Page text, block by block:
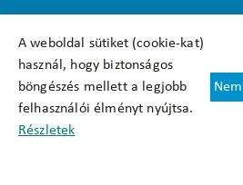
A weboldal sütiket (cookie-kat)
használ, hogy biztonságos
böngészés mellett a legjobb
felhasználói élményt nyújtsa.
Részletek
Felhasználási